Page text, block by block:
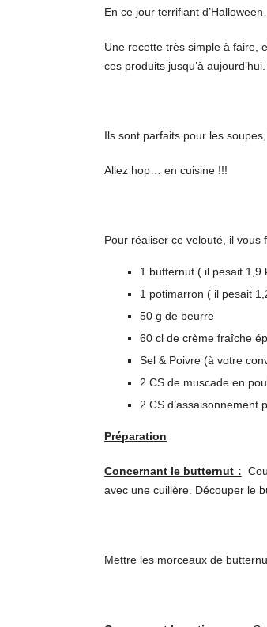
En ce jour terrifiant
Une recette très simple à faire,
ces produits jusqu’à
Ils sont parfaits pour les
Allez hop… en cuisine !!!
Pour réaliser ce velouté, il vous
1 butternut ( il pesait 1,9
1 potimarron ( il pesait
50 g de beurre
60 cl de crème fraîche
Sel & Poivre (à votre
2 CS de muscade en
2 CS d’assaisonnement
Préparation
Concernant le butternut :
avec une cuillère. Découper le
Mettre les morceaux de